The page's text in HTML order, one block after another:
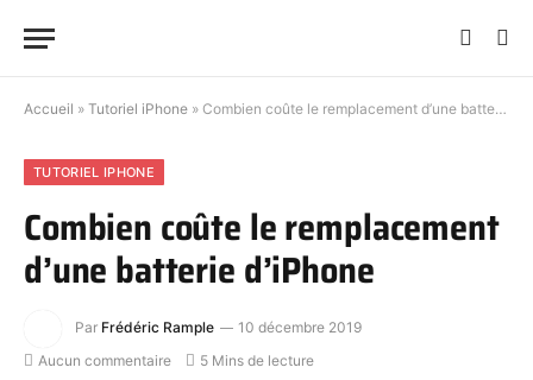
Accueil » Tutoriel iPhone » Combien coûte le remplacement d’une batterie d’iPhone
TUTORIEL IPHONE
Combien coûte le remplacement
d’une batterie d’iPhone
Par Frédéric Rample
10 décembre 2019
Aucun commentaire
5 Mins de lecture